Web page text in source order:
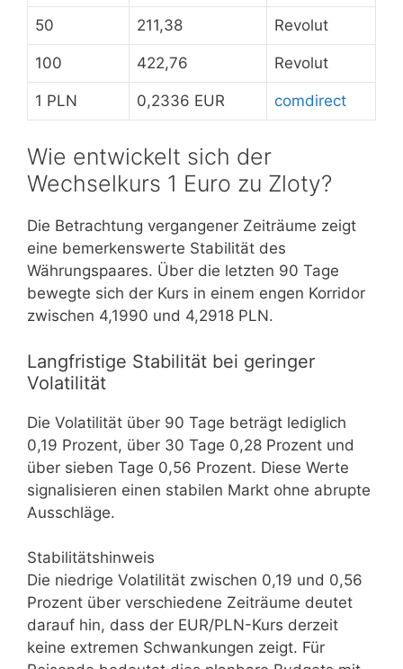
50 211,38 Revolut
100 422,76 Revolut
1 PLN 0,2336 EUR comdirect
Wie entwickelt sich der
Wechselkurs 1 Euro zu Zloty?
Die Betrachtung vergangener Zeiträume zeigt
eine bemerkenswerte Stabilität des
Währungspaares. Über die letzten 90 Tage
bewegte sich der Kurs in einem engen Korridor
zwischen 4,1990 und 4,2918 PLN.
Langfristige Stabilität bei geringer
Volatilität
Die Volatilität über 90 Tage beträgt lediglich
0,19 Prozent, über 30 Tage 0,28 Prozent und
über sieben Tage 0,56 Prozent. Diese Werte
signalisieren einen stabilen Markt ohne abrupte
Ausschläge.
Stabilitätshinweis
Die niedrige Volatilität zwischen 0,19 und 0,56
Prozent über verschiedene Zeiträume deutet
darauf hin, dass der EUR/PLN-Kurs derzeit
keine extremen Schwankungen zeigt. Für